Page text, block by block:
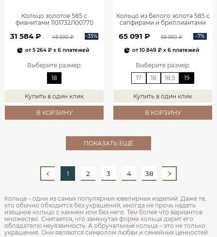
Кольцо золотое 585 с
фианитами 1101732Л00770
31 584 ₽ 48 590 ₽ -35%
от5 264 ₽ x 6 платежей
Выберите размер:
18
Купить в один клик
В КОРЗИНУ
Кольцо из белого золота 585 с
сапфирами и бриллиантами
65 091 ₽ 69 990 ₽ -7%
от10 849 ₽ x 6 платежей
Выберите размер:
17
18 18,5 19
Купить в один клик
В КОРЗИНУ
ПОКАЗАТЬ ЕЩЁ
1 2 3 4 38
Кольца – одни из самых популярных ювелирных изделий. Даже те,
кто обычно обходится без украшений, иногда не прочь надеть
изящное кольцо с камнем или без него. Тем более что вариантов
множество. Считается, что замкнутая форма кольца дарит его
обладателю неуязвимость. А обручальные кольца – это не только
украшения. Они являются символом любви и семейных ценностей.